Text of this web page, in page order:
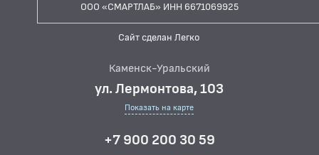
ООО «СМАРТЛАБ» ИНН 6671069925
Сайт сделан Легко
Каменск-Уральский
ул. Лермонтова, 103
Показать на карте
+7 900 200 30 59